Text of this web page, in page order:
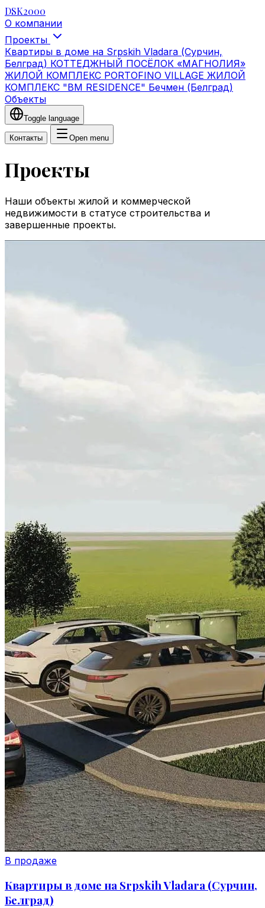
DSK2000
О компании
Проекты
Квартиры в доме на Srpskih Vladara (Сурчин,
Белград) КОТТЕДЖНЫЙ ПОСЁЛОК «МАГНОЛИЯ»
ЖИЛОЙ КОМПЛЕКС PORTOFINO VILLAGE ЖИЛОЙ
КОМПЛЕКС "BM RESIDENCE" Бечмен (Белград)
Объекты
Toggle language
Контакты Open menu
Проекты
Наши объекты жилой и коммерческой
недвижимости в статусе строительства и
завершенные проекты.
В продаже
Квартиры в доме на Srpskih Vladara (Сурчин,
Белград)